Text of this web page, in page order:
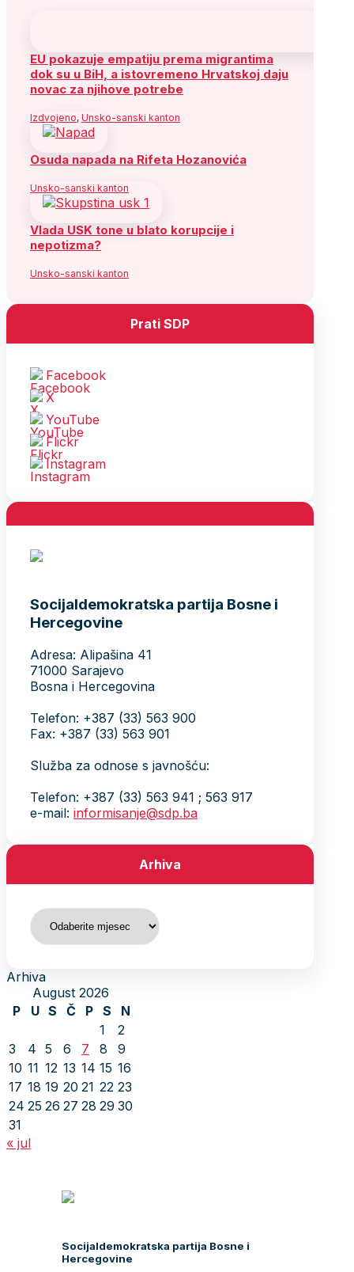
EU pokazuje empatiju prema migrantima
dok su u BiH, a istovremeno Hrvatskoj daju
novac za njihove potrebe
Izdvojeno, Unsko-sanski kanton
Osuda napada na Rifeta Hozanovića
Unsko-sanski kanton
Vlada USK tone u blato korupcije i
nepotizma?
Unsko-sanski kanton
Prati SDP
Facebook
X
YouTube
Flickr
Instagram
Socijaldemokratska partija Bosne i
Hercegovine
Adresa: Alipašina 41
71000 Sarajevo
Bosna i Hercegovina
Telefon: +387 (33) 563 900
Fax: +387 (33) 563 901
Služba za odnose s javnošću:
Telefon: +387 (33) 563 941 ; 563 917
e-mail: informisanje@sdp.ba
Arhiva
Arhiva
Arhiva
August 2026
P
U S Č P S
N
1
2
3
4 5 6 7 8
9
10 11 12 13 14 15 16
17 18 19 20 21 22 23
24 25 26 27 28 29 30
31
« jul
Socijaldemokratska partija Bosne i
Hercegovine